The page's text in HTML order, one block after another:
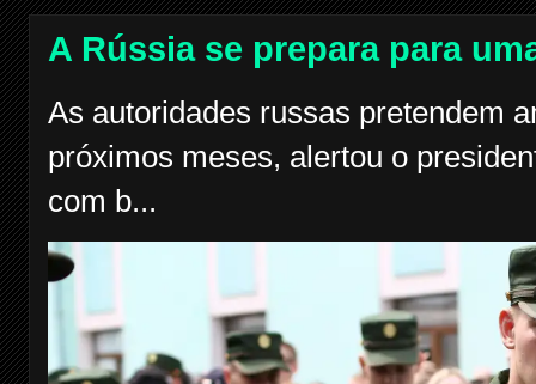
A Rússia se prepara para
As autoridades russas pretendem
próximos meses, alertou o
com b...